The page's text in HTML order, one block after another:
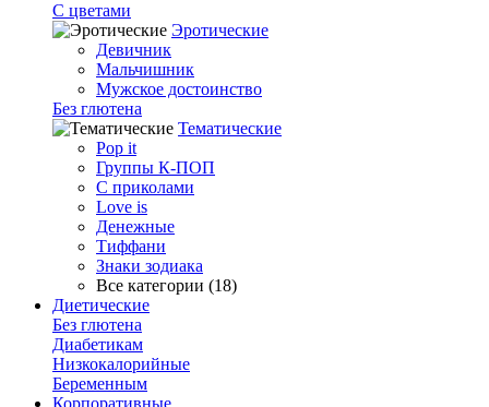
С цветами
Эротические
Девичник
Мальчишник
Мужское достоинство
Без глютена
Тематические
Pop it
Группы К-ПОП
С приколами
Love is
Денежные
Тиффани
Знаки зодиака
Все категории (18)
Диетические
Без глютена
Диабетикам
Низкокалорийные
Беременным
Корпоративные